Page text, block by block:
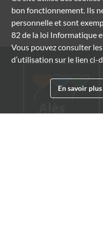
bon fonctionnement. Ils
personnelle et sont
82 de la loi Informatique
Vous pouvez consulter
d’utilisation sur le lien ci-
En savoir plus